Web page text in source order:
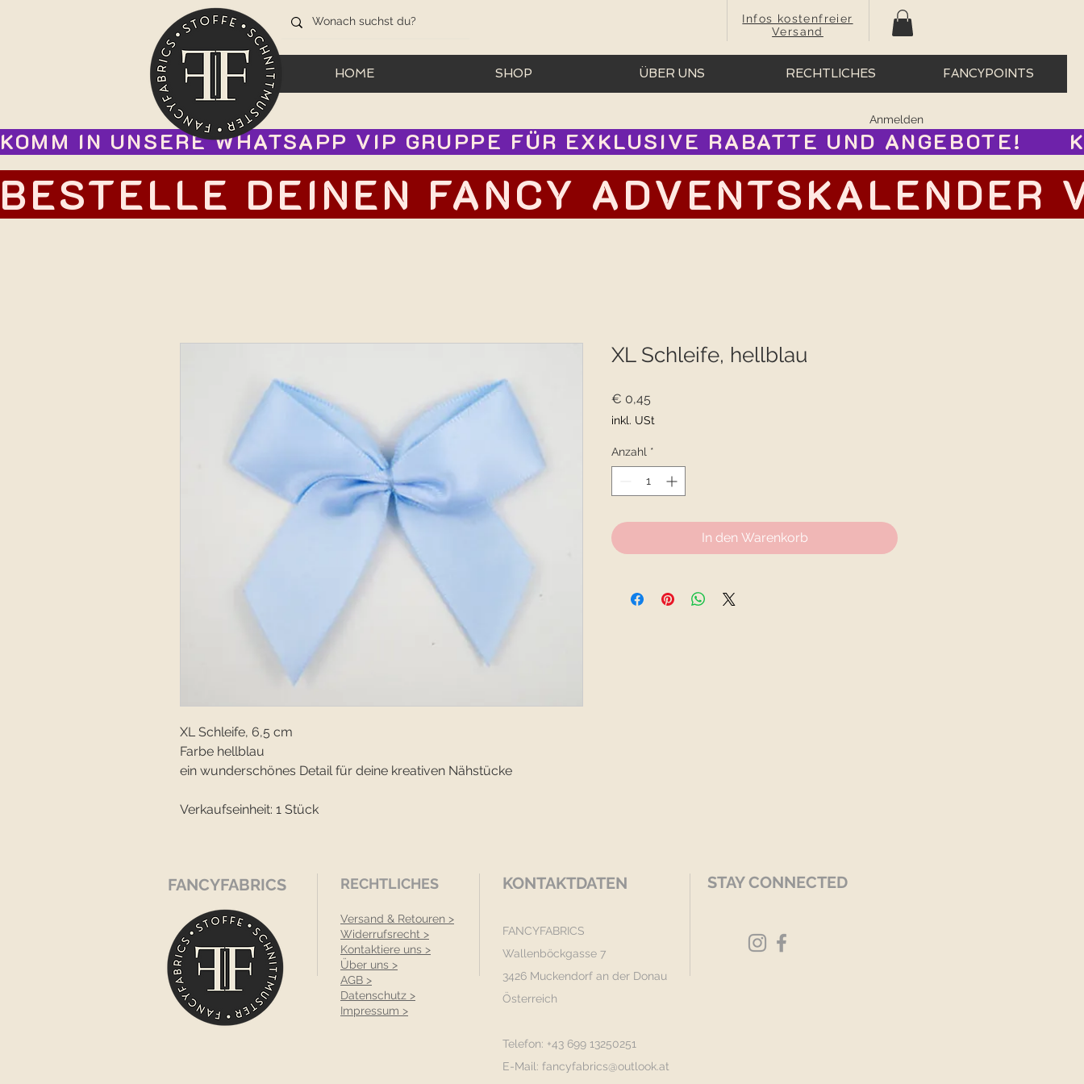
Infos kostenfreier
Versand
HOME SHOP ÜBER UNS RECHTLICHES FANCYPOINTS
Anmelden
KOMM IN UNSERE WHATSAPP VIP GRUPPE FÜR EXKLUSIVE RABATTE UND ANGEBOTE!
BESTELLE DEINEN FANCY
XL Schleife, 6,5 cm
Farbe hellblau
ein wunderschönes Detail für deine kreativen Nähstücke
Verkaufseinheit: 1 Stück
XL Schleife, hellblau
€ 0,45
inkl. USt
Anzahl *
In den Warenkorb
FANCYFABRICS RECHTLICHES
Versand & Retouren >
Widerrufsrecht >
Kontaktiere uns >
Über uns >
AGB >
Datenschutz >
Impressum >
KONTAKTDATEN
FANCYFABRICS
Wallenböckgasse 7
3426 Muckendorf an der Donau
Österreich
Telefon: +43 699 13250251
E-Mail: fancyfabrics@outlook.at
STAY CONNECTED